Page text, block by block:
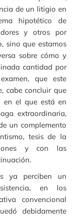
de un litigio en
hipotético de
y otros por
sino que estamos
sobre cómo y
cantidad por
que este
cabe concluir que
en el que está en
extraordinaria,
un complemento
tesis de la
y con las
ya perciben un
en los
convencional
debidamente